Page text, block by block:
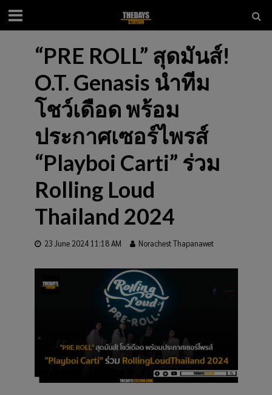
“PRE ROLL” สุดมันส์!
O.T. Genasis นำทีม
โชว์เดือด พร้อม
ประกาศเซอร์ไพรส์
“Playboi Carti” ร่วม
Rolling Loud
Thailand 2024
23 June 2024 11:18 AM Norachest Thapanawet